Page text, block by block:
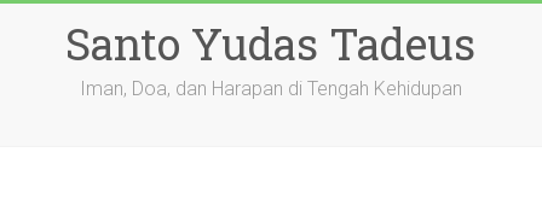
Santo Yudas Tadeus
Iman, Doa, dan Harapan di Tengah Kehidupan